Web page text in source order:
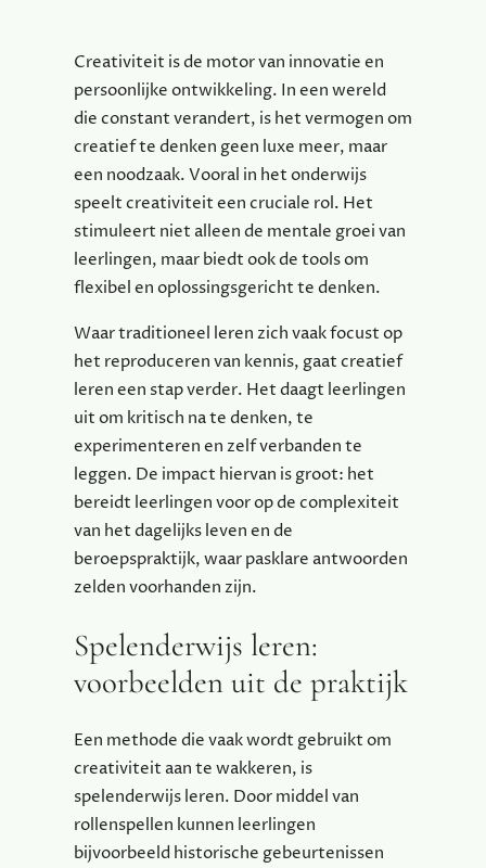
Creativiteit is de motor van innovatie en
persoonlijke ontwikkeling. In een wereld
die constant verandert, is het vermogen om
creatief te denken geen luxe meer, maar
een noodzaak. Vooral in het onderwijs
speelt creativiteit een cruciale rol. Het
stimuleert niet alleen de mentale groei van
leerlingen, maar biedt ook de tools om
flexibel en oplossingsgericht te denken.
Waar traditioneel leren zich vaak focust op
het reproduceren van kennis, gaat creatief
leren een stap verder. Het daagt leerlingen
uit om kritisch na te denken, te
experimenteren en zelf verbanden te
leggen. De impact hiervan is groot: het
bereidt leerlingen voor op de complexiteit
van het dagelijks leven en de
beroepspraktijk, waar pasklare antwoorden
zelden voorhanden zijn.
Spelenderwijs leren:
voorbeelden uit de praktijk
Een methode die vaak wordt gebruikt om
creativiteit aan te wakkeren, is
spelenderwijs leren. Door middel van
rollenspellen kunnen leerlingen
bijvoorbeeld historische gebeurtenissen